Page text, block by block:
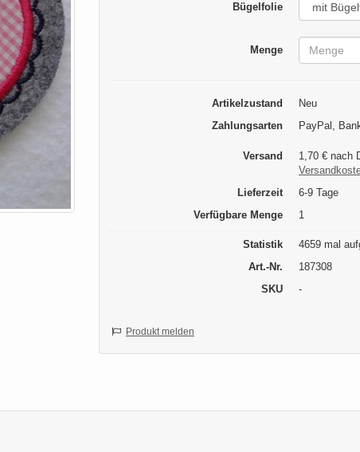
Bügelfolie
Menge
Artikelzustand
Neu
Zahlungsarten
PayPal,
Versand
1,70 € nach
Lieferzeit
6-9 Tage
Verfügbare Menge
1
Statistik
4659 mal
Art.-Nr.
187308
SKU
-
Produkt melden